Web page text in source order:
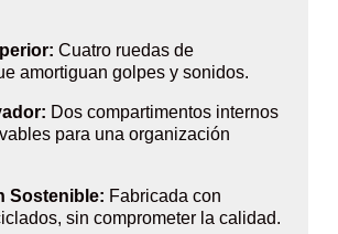
Cuatro ruedas de
amortiguan golpes y sonidos.
Dos compartimentos internos
para una organización
Sostenible: Fabricada con
sin comprometer la calidad.